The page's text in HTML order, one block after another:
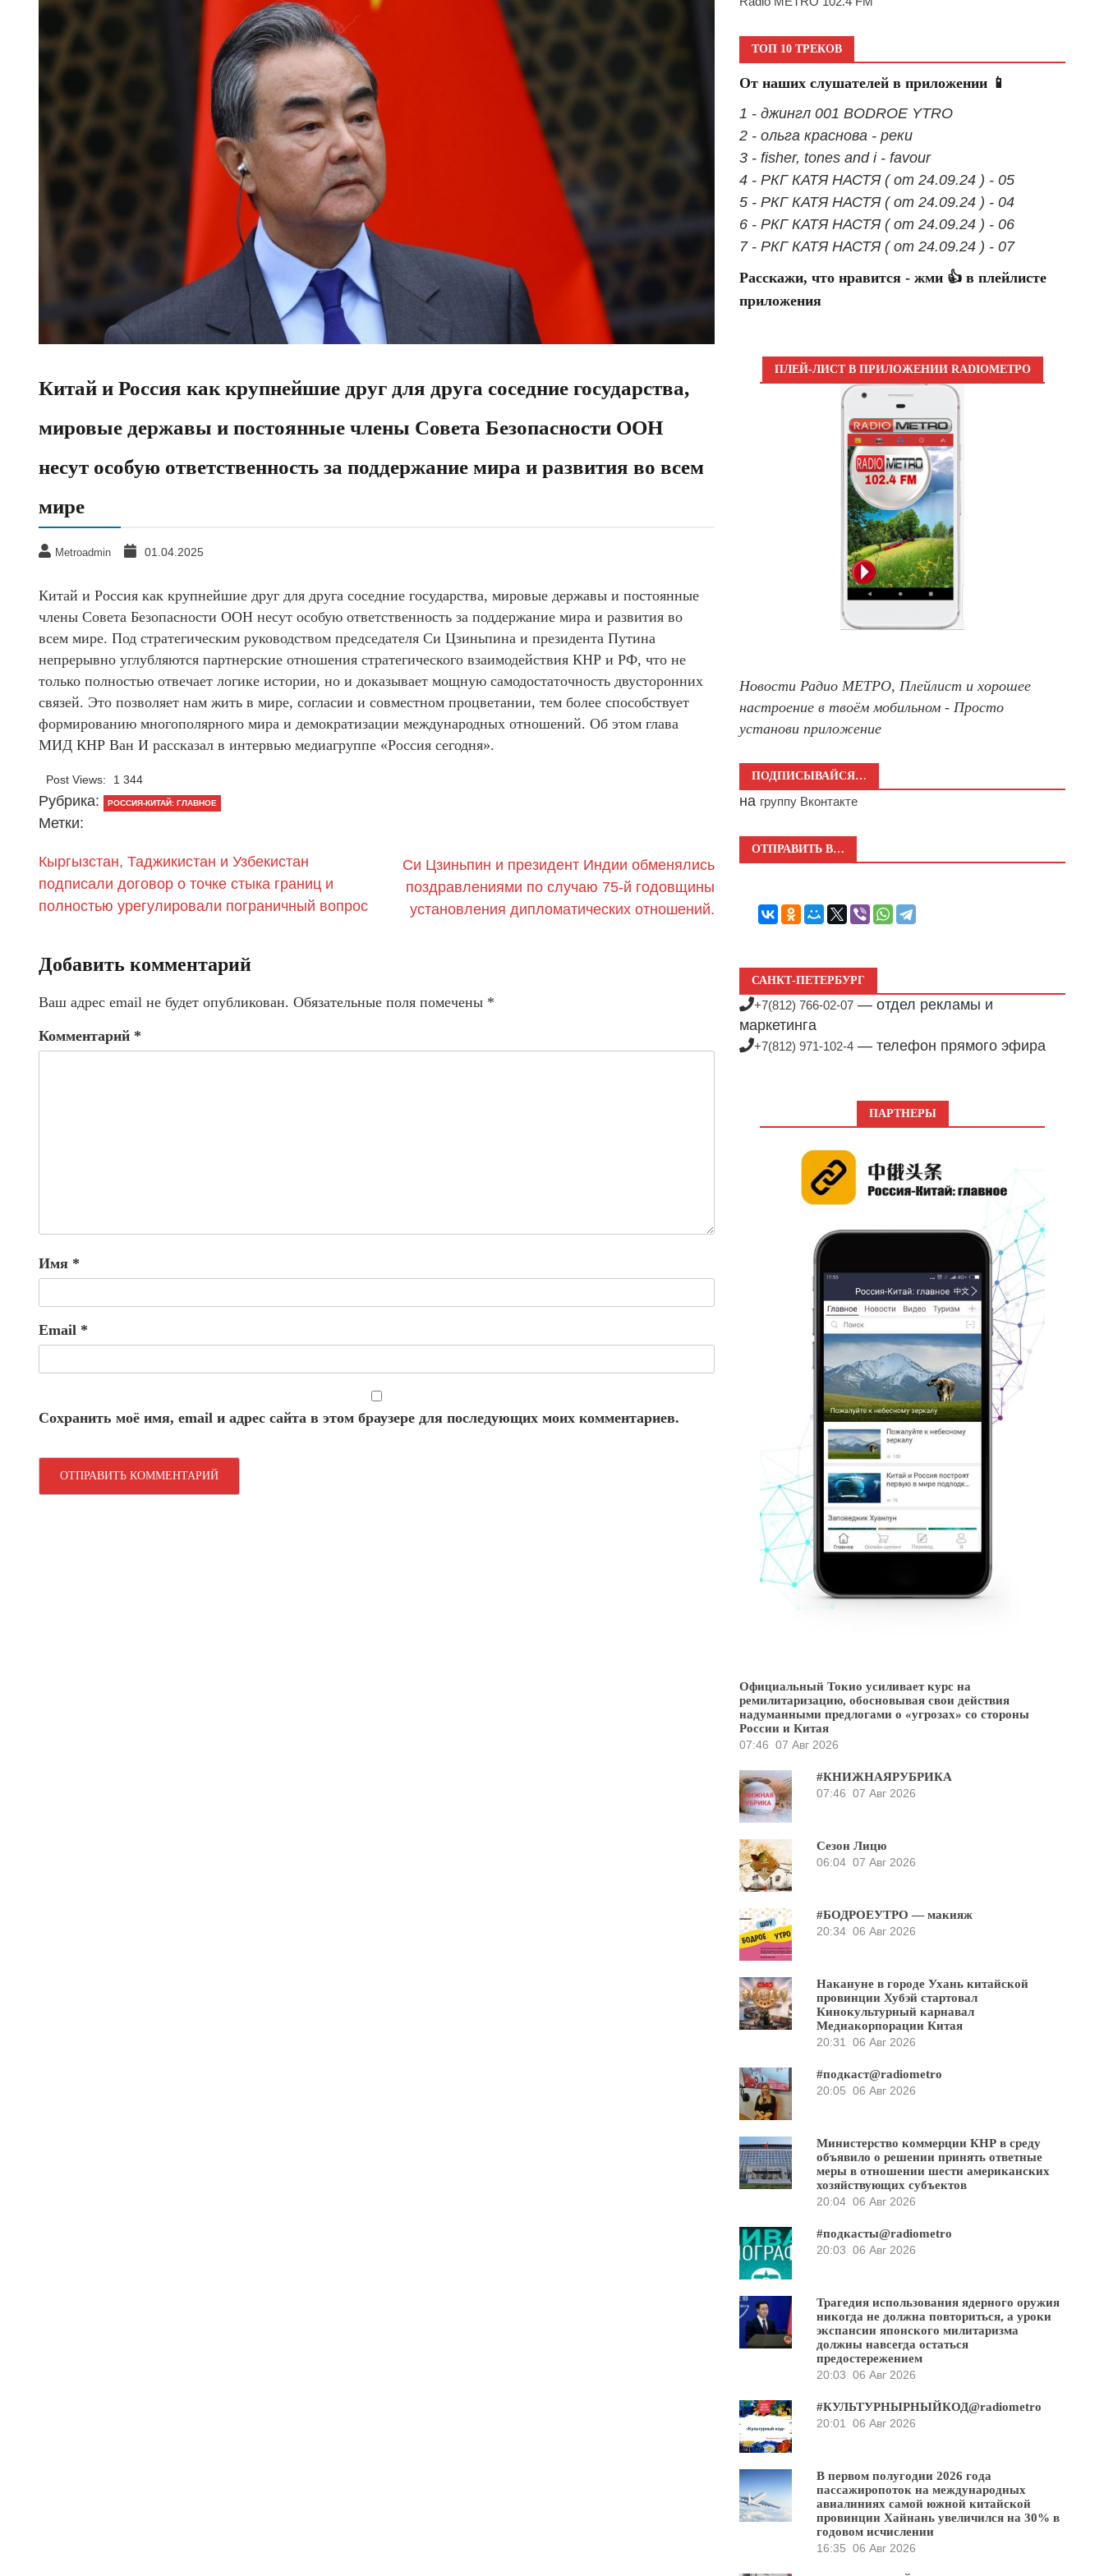
Китай и Россия как крупнейшие друг для друга соседние государства,
мировые державы и постоянные члены Совета Безопасности ООН
несут особую ответственность за поддержание мира и развития во всем
мире
Metroadmin 01.04.2025
Китай и Россия как крупнейшие друг для друга соседние государства, мировые державы и постоянные
члены Совета Безопасности ООН несут особую ответственность за поддержание мира и развития во
всем мире. Под стратегическим руководством председателя Си Цзиньпина и президента Путина
непрерывно углубляются партнерские отношения стратегического взаимодействия КНР и РФ, что не
только полностью отвечает логике истории, но и доказывает мощную самодостаточность двусторонних
связей. Это позволяет нам жить в мире, согласии и совместном процветании, тем более способствует
формированию многополярного мира и демократизации международных отношений. Об этом глава
МИД КНР Ван И рассказал в интервью медиагруппе «Россия сегодня».
Post Views: 1 344
Рубрика: РОССИЯ-КИТАЙ: ГЛАВНОЕ
Метки:
Кыргызстан, Таджикистан и Узбекистан
подписали договор о точке стыка границ и
полностью урегулировали пограничный вопрос
Си Цзиньпин и президент Индии обменялись
поздравлениями по случаю 75-й годовщины
установления дипломатических отношений.
Добавить комментарий
Ваш адрес email не будет опубликован. Обязательные поля помечены *
Комментарий *
Имя *
Email *
Сохранить моё имя, email и адрес сайта в этом браузере для последующих моих комментариев.
ТОП 10 ТРЕКОВ
От наших слушателей в приложении 📱
1 - джингл 001 BODROE YTRO
2 - ольга краснова - реки
3 - fisher, tones and i - favour
4 - РКГ КАТЯ НАСТЯ ( от 24.09.24 ) - 05
5 - РКГ КАТЯ НАСТЯ ( от 24.09.24 ) - 04
6 - РКГ КАТЯ НАСТЯ ( от 24.09.24 ) - 06
7 - РКГ КАТЯ НАСТЯ ( от 24.09.24 ) - 07
Расскажи, что нравится - жми 👍 в плейлисте
приложения
ПЛЕЙ-ЛИСТ В ПРИЛОЖЕНИИ RADIOМЕТРО
Новости Радио МЕТРО, Плейлист и хорошее
настроение в твоём мобильном - Просто
установи приложение
ПОДПИСЫВАЙСЯ…
на группу Вконтакте
ОТПРАВИТЬ В…
САНКТ-ПЕТЕРБУРГ
+7(812) 766-02-07 — отдел рекламы и
маркетинга
+7(812) 971-102-4 — телефон прямого эфира
ПАРТНЕРЫ
Официальный Токио усиливает курс на
ремилитаризацию, обосновывая свои действия
надуманными предлогами о «угрозах» со стороны
России и Китая
07:46 07 Авг 2026
#КНИЖНАЯРУБРИКА
07:46 07 Авг 2026
Сезон Лицю
06:04 07 Авг 2026
#БОДРОЕУТРО — макияж
20:34 06 Авг 2026
Накануне в городе Ухань китайской
провинции Хубэй стартовал
Кинокультурный карнавал
Медиакорпорации Китая
20:31
06 Авг 2026
#подкаст@radiometro
20:05 06 Авг 2026
Министерство коммерции КНР в среду
объявило о решении принять ответные
меры в отношении шести американских
хозяйствующих субъектов
20:04 06 Авг 2026
#подкасты@radiometro
20:03 06 Авг 2026
Трагедия использования ядерного оружия
никогда не должна повториться, а уроки
экспансии японского милитаризма
должны навсегда остаться
предостережением
20:03 06 Авг 2026
#КУЛЬТУРНЫРНЫЙКОД@radiometro
20:01
06 Авг 2026
В первом полугодии 2026 года
пассажиропоток на международных
авиалиниях самой южной китайской
провинции Хайнань увеличился на 30% в
годовом исчислении
16:35 06 Авг 2026